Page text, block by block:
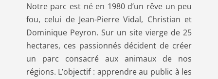
Notre parc est né en 1980 d’un rêve un peu
fou, celui de Jean-Pierre Vidal, Christian et
Dominique Peyron. Sur un site vierge de 25
hectares, ces passionnés décident de créer
un parc consacré aux animaux de nos
régions. L’objectif : apprendre au public à les